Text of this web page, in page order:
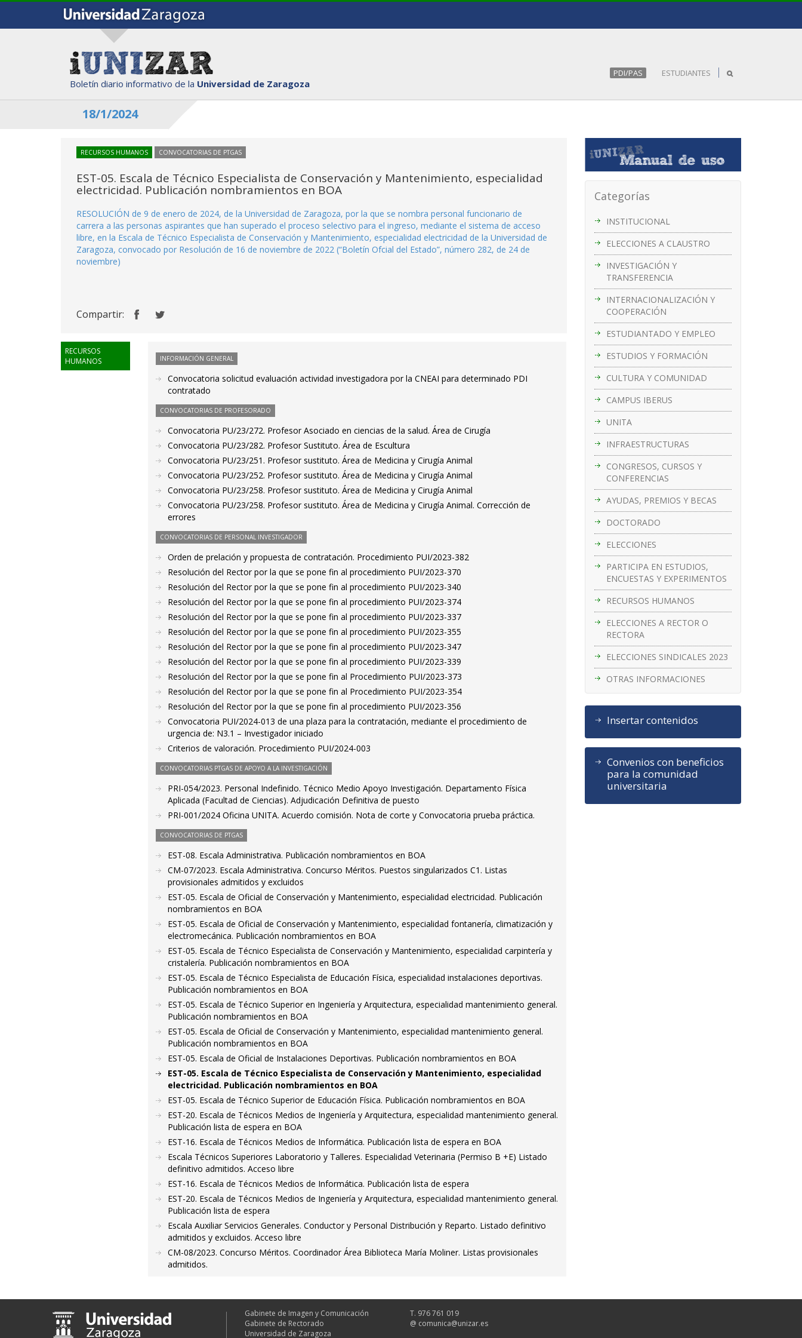
Boletín diario informativo de la Universidad de Zaragoza
PDI/PAS ESTUDIANTES
18/1/2024
Categorías
INSTITUCIONAL
ELECCIONES A CLAUSTRO
INVESTIGACIÓN Y
TRANSFERENCIA
INTERNACIONALIZACIÓN Y
COOPERACIÓN
ESTUDIANTADO Y EMPLEO
ESTUDIOS Y FORMACIÓN
CULTURA Y COMUNIDAD
CAMPUS IBERUS
UNITA
INFRAESTRUCTURAS
CONGRESOS, CURSOS Y
CONFERENCIAS
AYUDAS, PREMIOS Y BECAS
DOCTORADO
ELECCIONES
PARTICIPA EN ESTUDIOS,
ENCUESTAS Y EXPERIMENTOS
RECURSOS HUMANOS
ELECCIONES A RECTOR O
RECTORA
ELECCIONES SINDICALES 2023
OTRAS INFORMACIONES
Insertar contenidos
Convenios con beneficios
para la comunidad
universitaria
RECURSOS HUMANOS CONVOCATORIAS DE PTGAS
EST-05. Escala de Técnico Especialista de Conservación y Mantenimiento, especialidad
electricidad. Publicación nombramientos en BOA
RESOLUCIÓN de 9 de enero de 2024, de la Universidad de Zaragoza, por la que se nombra personal funcionario de
carrera a las personas aspirantes que han superado el proceso selectivo para el ingreso, mediante el sistema de acceso
libre, en la Escala de Técnico Especialista de Conservación y Mantenimiento, especialidad electricidad de la Universidad de
Zaragoza, convocado por Resolución de 16 de noviembre de 2022 (“Boletín Ofcial del Estado”, número 282, de 24 de
noviembre)
Compartir:
RECURSOS
HUMANOS
INFORMACIÓN GENERAL
Convocatoria solicitud evaluación actividad investigadora por la CNEAI para determinado PDI
contratado
CONVOCATORIAS DE PROFESORADO
Convocatoria PU/23/272. Profesor Asociado en ciencias de la salud. Área de Cirugía
Convocatoria PU/23/282. Profesor Sustituto. Área de Escultura
Convocatoria PU/23/251. Profesor sustituto. Área de Medicina y Cirugía Animal
Convocatoria PU/23/252. Profesor sustituto. Área de Medicina y Cirugía Animal
Convocatoria PU/23/258. Profesor sustituto. Área de Medicina y Cirugía Animal
Convocatoria PU/23/258. Profesor sustituto. Área de Medicina y Cirugía Animal. Corrección de
errores
CONVOCATORIAS DE PERSONAL INVESTIGADOR
Orden de prelación y propuesta de contratación. Procedimiento PUI/2023-382
Resolución del Rector por la que se pone fin al procedimiento PUI/2023-370
Resolución del Rector por la que se pone fin al procedimiento PUI/2023-340
Resolución del Rector por la que se pone fin al procedimiento PUI/2023-374
Resolución del Rector por la que se pone fin al procedimiento PUI/2023-337
Resolución del Rector por la que se pone fin al procedimiento PUI/2023-355
Resolución del Rector por la que se pone fin al procedimiento PUI/2023-347
Resolución del Rector por la que se pone fin al procedimiento PUI/2023-339
Resolución del Rector por la que se pone fin al Procedimiento PUI/2023-373
Resolución del Rector por la que se pone fin al Procedimiento PUI/2023-354
Resolución del Rector por la que se pone fin al procedimiento PUI/2023-356
Convocatoria PUI/2024-013 de una plaza para la contratación, mediante el procedimiento de
urgencia de: N3.1 – Investigador iniciado
Criterios de valoración. Procedimiento PUI/2024-003
CONVOCATORIAS PTGAS DE APOYO A LA INVESTIGACIÓN
PRI-054/2023. Personal Indefinido. Técnico Medio Apoyo Investigación. Departamento Física
Aplicada (Facultad de Ciencias). Adjudicación Definitiva de puesto
PRI-001/2024 Oficina UNITA. Acuerdo comisión. Nota de corte y Convocatoria prueba práctica.
CONVOCATORIAS DE PTGAS
EST-08. Escala Administrativa. Publicación nombramientos en BOA
CM-07/2023. Escala Administrativa. Concurso Méritos. Puestos singularizados C1. Listas
provisionales admitidos y excluidos
EST-05. Escala de Oficial de Conservación y Mantenimiento, especialidad electricidad. Publicación
nombramientos en BOA
EST-05. Escala de Oficial de Conservación y Mantenimiento, especialidad fontanería, climatización y
electromecánica. Publicación nombramientos en BOA
EST-05. Escala de Técnico Especialista de Conservación y Mantenimiento, especialidad carpintería y
cristalería. Publicación nombramientos en BOA
EST-05. Escala de Técnico Especialista de Educación Física, especialidad instalaciones deportivas.
Publicación nombramientos en BOA
EST-05. Escala de Técnico Superior en Ingeniería y Arquitectura, especialidad mantenimiento general.
Publicación nombramientos en BOA
EST-05. Escala de Oficial de Conservación y Mantenimiento, especialidad mantenimiento general.
Publicación nombramientos en BOA
EST-05. Escala de Oficial de Instalaciones Deportivas. Publicación nombramientos en BOA
EST-05. Escala de Técnico Especialista de Conservación y Mantenimiento, especialidad
electricidad. Publicación nombramientos en BOA
EST-05. Escala de Técnico Superior de Educación Física. Publicación nombramientos en BOA
EST-20. Escala de Técnicos Medios de Ingeniería y Arquitectura, especialidad mantenimiento general.
Publicación lista de espera en BOA
EST-16. Escala de Técnicos Medios de Informática. Publicación lista de espera en BOA
Escala Técnicos Superiores Laboratorio y Talleres. Especialidad Veterinaria (Permiso B +E) Listado
definitivo admitidos. Acceso libre
EST-16. Escala de Técnicos Medios de Informática. Publicación lista de espera
EST-20. Escala de Técnicos Medios de Ingeniería y Arquitectura, especialidad mantenimiento general.
Publicación lista de espera
Escala Auxiliar Servicios Generales. Conductor y Personal Distribución y Reparto. Listado definitivo
admitidos y excluidos. Acceso libre
CM-08/2023. Concurso Méritos. Coordinador Área Biblioteca María Moliner. Listas provisionales
admitidos.
Gabinete de Imagen y Comunicación
Gabinete de Rectorado
Universidad de Zaragoza
T. 976 761 019
@ comunica@unizar.es